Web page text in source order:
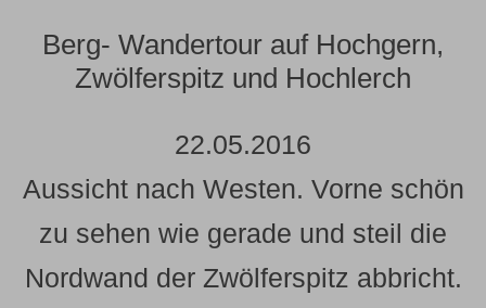
Berg- Wandertour auf Hochgern,
Zwölferspitz und Hochlerch
22.05.2016
Aussicht nach Westen. Vorne schön
zu sehen wie gerade und steil die
Nordwand der Zwölferspitz abbricht.